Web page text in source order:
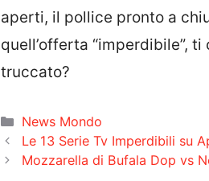
aperti, il pollice pronto a
quell’offerta “imperdibile”,
truccato?
Categorie
News Mondo
Le 13 Serie Tv Imperdibili su
Mozzarella di Bufala Dop vs